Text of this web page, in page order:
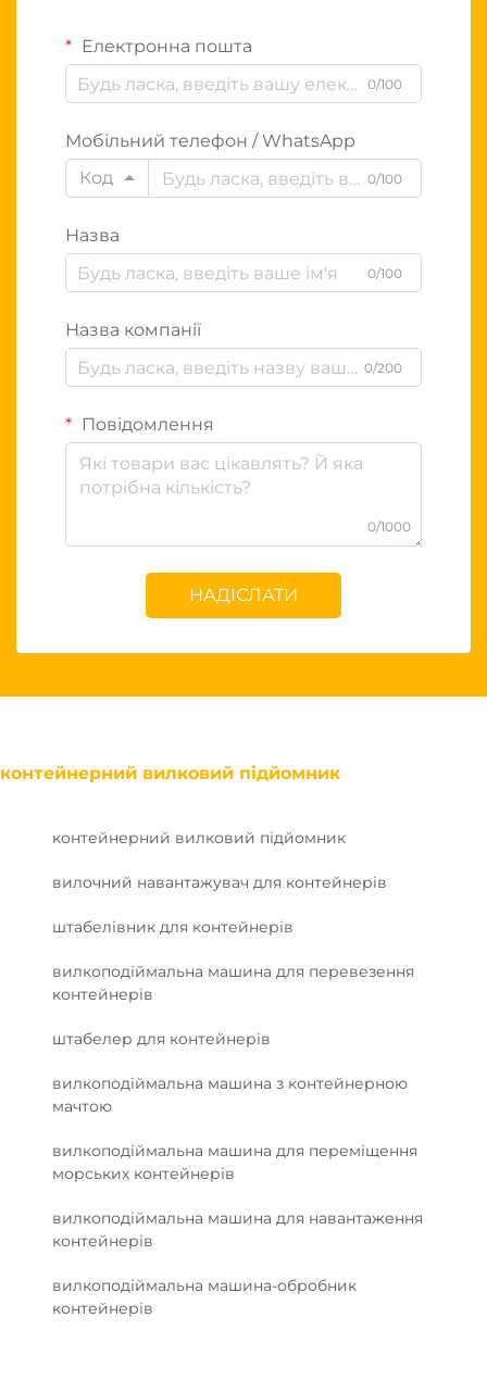
Електронна пошта
0/100
Мобільний телефон / WhatsApp
Код
0/100
Назва
0/100
Назва компанії
0/200
Повідомлення
0/1000
НАДІСЛАТИ
контейнерний вилковий підйомник
контейнерний вилковий підйомник
вилочний навантажувач для контейнерів
штабелівник для контейнерів
вилкоподіймальна машина для перевезення
контейнерів
штабелер для контейнерів
вилкоподіймальна машина з контейнерною
мачтою
вилкоподіймальна машина для переміщення
морських контейнерів
вилкоподіймальна машина для навантаження
контейнерів
вилкоподіймальна машина-обробник
контейнерів